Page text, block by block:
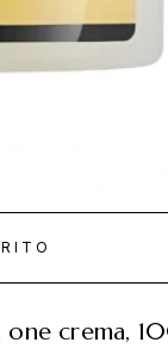
one crema,